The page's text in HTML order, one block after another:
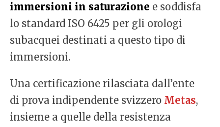
immersioni in saturazione e soddisfa
lo standard ISO 6425 per gli orologi
subacquei destinati a questo tipo di
immersioni.
Una certificazione rilasciata dall’ente
di prova indipendente svizzero Metas,
insieme a quelle della resistenza